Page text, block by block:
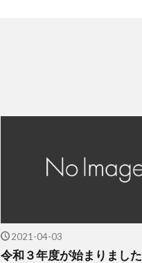
2021-04-03
令和３年度が始まりました